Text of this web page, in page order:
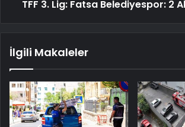
TFF 3. Lig: Fatsa Belediyespor: 2
İlgili Makaleler